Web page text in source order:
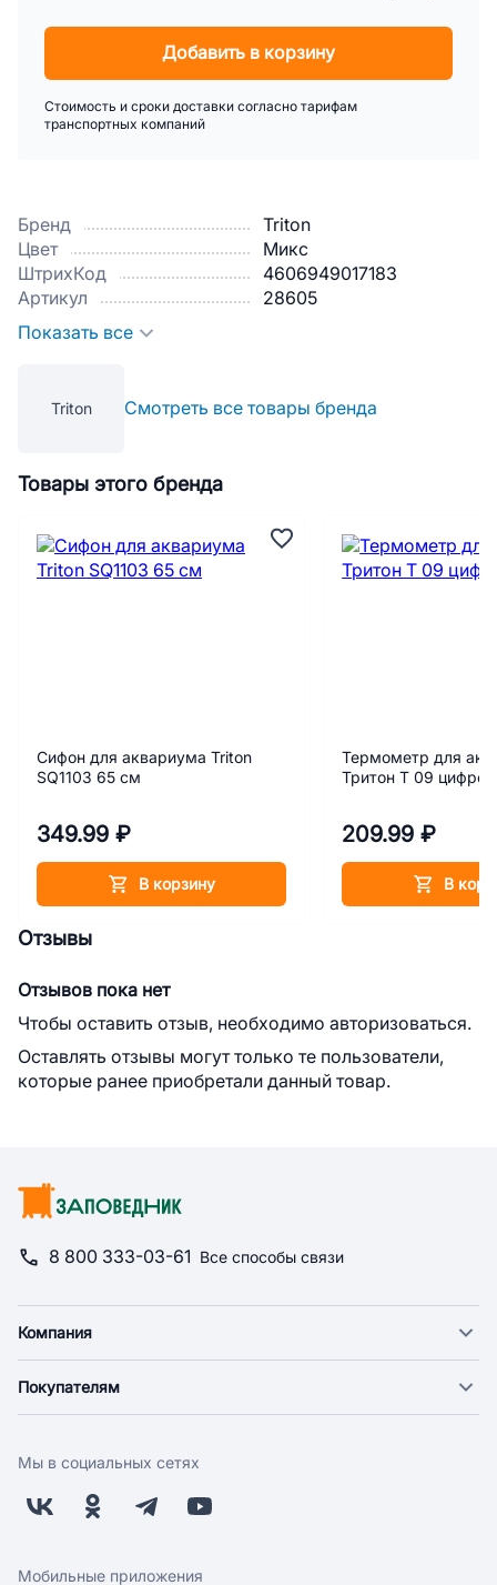
Бренд
Triton
Цвет
Микс
ШтрихКод
4606949017183
Артикул
28605
Показать все
Triton Смотреть все товары бренда
Добавить в корзину
Стоимость и сроки доставки согласно тарифам
транспортных компаний
Товары этого бренда
Сифон для аквариума Triton
SQ1103 65 см
349.99 ₽
В корзину
Термометр для
Тритон Т 09
209.99 ₽
В
Отзывы
Отзывов пока нет
Чтобы оставить отзыв, необходимо авторизоваться.
Оставлять отзывы могут только те пользователи,
которые ранее приобретали данный товар.
8 800 333-03-61 Все способы связи
Компания
Новости
Поставщикам
Заводчикам
Обратная связь
Покупателям
Оплата
Бонусная программа
Скидки и акции
Мы в социальных сетях
Мобильные приложения